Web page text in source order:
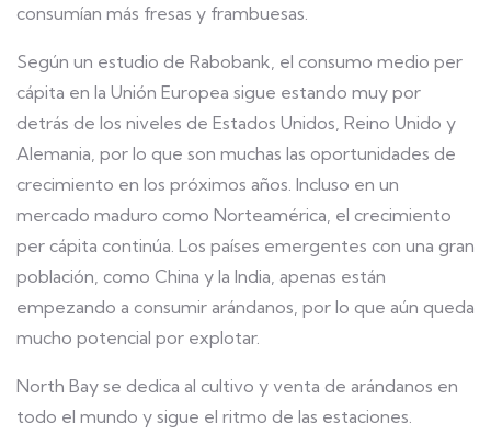
consumían más fresas y frambuesas.
Según un estudio de Rabobank, el consumo medio per
cápita en la Unión Europea sigue estando muy por
detrás de los niveles de Estados Unidos, Reino Unido y
Alemania, por lo que son muchas las oportunidades de
crecimiento en los próximos años. Incluso en un
mercado maduro como Norteamérica, el crecimiento
per cápita continúa. Los países emergentes con una gran
población, como China y la India, apenas están
empezando a consumir arándanos, por lo que aún queda
mucho potencial por explotar.
North Bay se dedica al cultivo y venta de arándanos en
todo el mundo y sigue el ritmo de las estaciones.